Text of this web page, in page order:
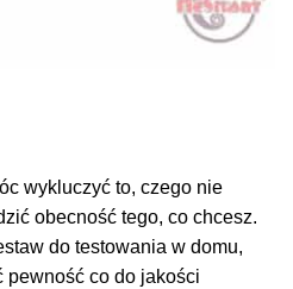
wykluczyć to, czego nie
obecność tego, co chcesz.
do testowania w domu,
pewność co do jakości